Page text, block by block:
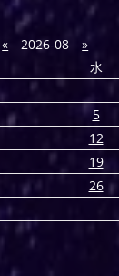
« 2026-08
»
水
5
12
19
26